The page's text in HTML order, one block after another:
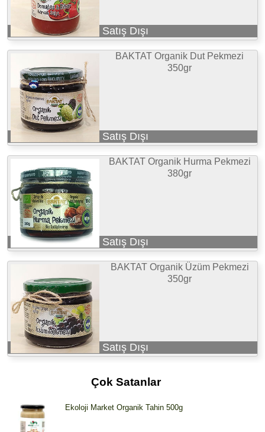
Satış Dışı
BAKTAT Organik Dut Pekmezi
350gr
Satış Dışı
BAKTAT Organik Hurma Pekmezi
380gr
Satış Dışı
BAKTAT Organik Üzüm Pekmezi
350gr
Satış Dışı
Çok Satanlar
Ekoloji Market Organik Tahin 500g